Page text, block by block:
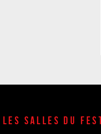
LES SALLES DU